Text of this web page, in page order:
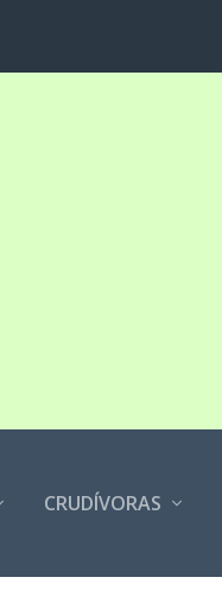
CRUDÍVORAS